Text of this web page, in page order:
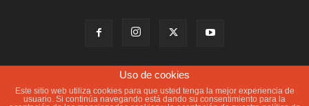
Aviso Legal
Contacto
Uso de cookies
Este sitio web utiliza cookies para que usted tenga la mejor experiencia de
usuario. Si continúa navegando está dando su consentimiento para la